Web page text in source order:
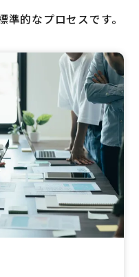
的なプロセスです。